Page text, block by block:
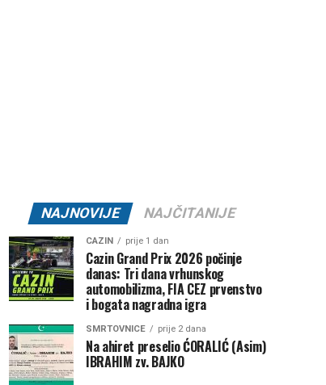
NAJNOVIJE NAJČITANIJE
CAZIN prije 1 dan
Cazin Grand Prix 2026 počinje
danas: Tri dana vrhunskog
automobilizma, FIA CEZ prvenstvo
i bogata nagradna igra
SMRTOVNICE prije 2 dana
Na ahiret preselio ĆORALIĆ (Asim)
IBRAHIM zv. BAJKO